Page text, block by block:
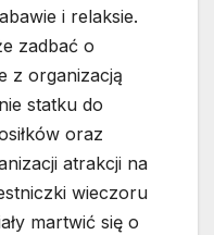
i relaksie.
zadbać o
z organizacją
statku do
oraz
atrakcji na
wieczoru
martwić się o